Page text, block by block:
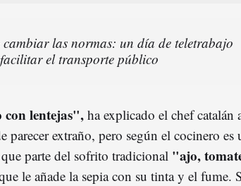
cambiar las normas: un día de teletrabajo
el transporte público
con lentejas", ha explicado el chef catalán
parecer extraño, pero según el cocinero es
parte del sofrito tradicional "ajo,
le añade la sepia con su tinta y el fume.